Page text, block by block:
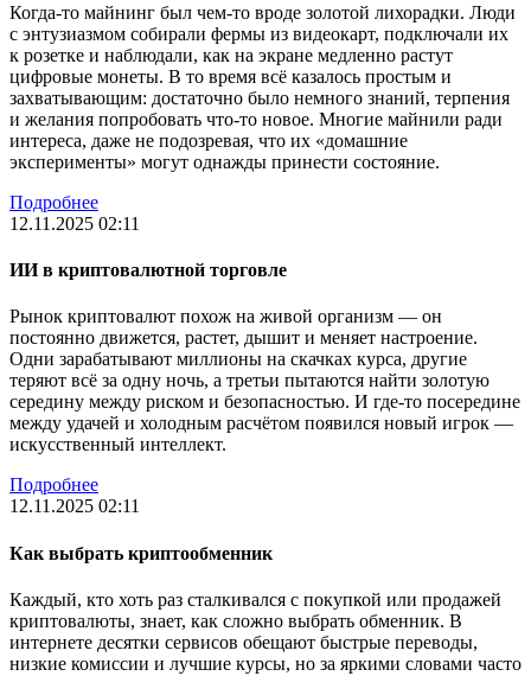
Когда-то майнинг был чем-то вроде золотой лихорадки. Люди
с энтузиазмом собирали фермы из видеокарт, подключали их
к розетке и наблюдали, как на экране медленно растут
цифровые монеты. В то время всё казалось простым и
захватывающим: достаточно было немного знаний, терпения
и желания попробовать что-то новое. Многие майнили ради
интереса, даже не подозревая, что их «домашние
эксперименты» могут однажды принести состояние.
Подробнее
12.11.2025 02:11
ИИ в криптовалютной торговле
Рынок криптовалют похож на живой организм — он
постоянно движется, растет, дышит и меняет настроение.
Одни зарабатывают миллионы на скачках курса, другие
теряют всё за одну ночь, а третьи пытаются найти золотую
середину между риском и безопасностью. И где-то посередине
между удачей и холодным расчётом появился новый игрок —
искусственный интеллект.
Подробнее
12.11.2025 02:11
Как выбрать криптообменник
Каждый, кто хоть раз сталкивался с покупкой или продажей
криптовалюты, знает, как сложно выбрать обменник. В
интернете десятки сервисов обещают быстрые переводы,
низкие комиссии и лучшие курсы, но за яркими словами часто